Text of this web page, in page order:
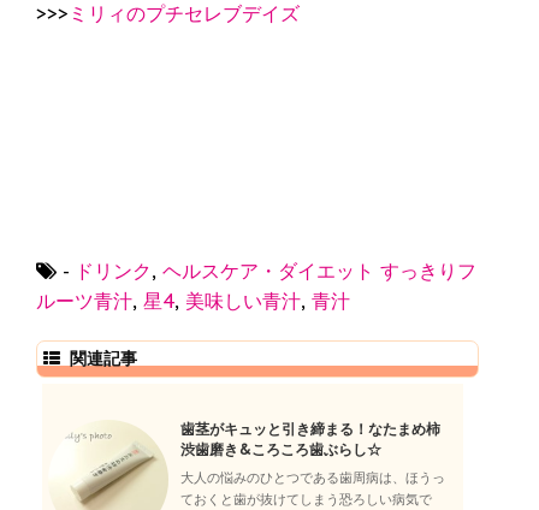
>>> ミリィのプチセレブデイズ
- ドリンク, ヘルスケア・ダイエット すっきりフ
ルーツ青汁, 星4, 美味しい青汁, 青汁
関連記事
歯茎がキュッと引き締まる！なたまめ柿
渋歯磨き&ころころ歯ぶらし☆
大人の悩みのひとつである歯周病は、ほうっ
ておくと歯が抜けてしまう恐ろしい病気で